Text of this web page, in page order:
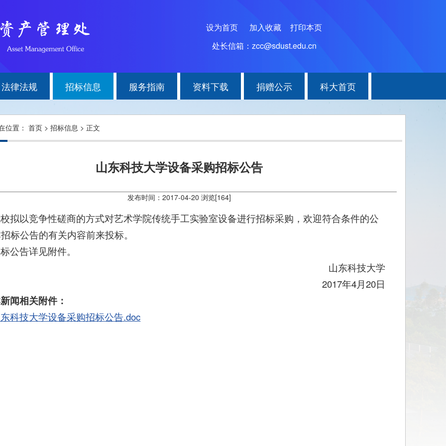
设为首页 加入收藏
打印本页
处长信箱：zcc@sdust.edu.cn
法律法规 招标信息 服务指南 资料下载 捐赠公示 科大首页
位置： 首页 > 招标信息 > 正文
山东科技大学设备采购招标公告
发布时间：2017-04-20 浏览[164]
拟以竞争性磋商的方式对艺术学院传统手工实验室设备进行招标采购，欢迎符合条件的公
标公告的有关内容前来投标。
公告详见附件。
山东科技大学
2017年4月20日
闻相关附件：
科技大学设备采购招标公告.doc